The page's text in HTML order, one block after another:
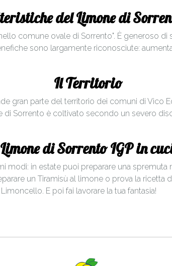
del Limone di
comune ovale di Sorrento". È generoso
sono largamente riconosciute:
Il Territorio
parte del territorio dei comuni di Vico
di Sorrento è coltivato secondo un severo
di Sorrento IGP in
modi: in estate puoi preparare una
un Tiramisù al limone o prova la ricetta
E poi fai lavorare la tua fantasia!